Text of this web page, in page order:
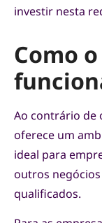
investir nesta
Como
Ao contrário de
oferece um
ideal para
outros
qualificados.